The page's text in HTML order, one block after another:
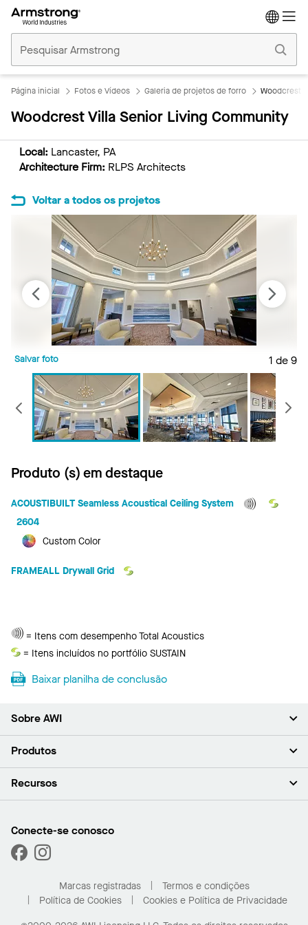
Comerciais
Início
Página inicial Fotos e Vídeos Galeria de projetos de forro Woodcrest
Woodcrest Villa Senior Living Community
Local: Lancaster, PA
Architecture Firm: RLPS Architects
Voltar a todos os projetos
1 de 9
Salvar foto
Anterior
Produto (s) em destaque
ACOUSTIBUILT Seamless Acoustical Ceiling System
2604
Custom Color
FRAMEALL Drywall Grid
Total
Acoustics
= Itens com desempenho Total Acoustics
Sustentar
= Itens incluídos no portfólio SUSTAIN
Baixar planilha de conclusão
Sobre AWI
Sobre nós (em inglês)
Sala de imprensa (em inglês)
Produtos
Forros
Capacidades personalizadas
Desempenho
Recursos
Encontre um distribuidor
Galeria de projetos
Conecte-se conosco
Marcas registradas
Termos e condições
Política de Cookies
Cookies e Política de Privacidade